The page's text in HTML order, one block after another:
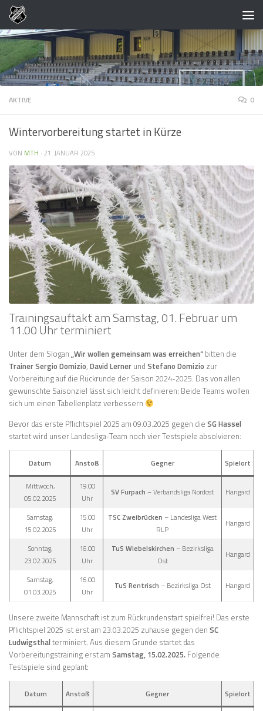
Zum Inhalt springen
AKTIVE 0
Wintervorbereitung startet in Kürze
VON MTH · 21. JANUAR 2025
Trainingsauftakt am Samstag, 01. Februar um
11.00 Uhr terminiert
Unter dem Slogan „Wir wollen gemeinsam was erreichen“ bitten die
Trainer Sergio Domizio, David Lerner und Stefano Domizio zur
Vorbereitung auf die Rückrunde der Saison 2024-2025. Das von allen
gewünschte Saisonziel lässt sich leicht definieren: Beide Teams wollen
sich um einen Tabellenplatz verbessern
Bevor das erste Pflichtspiel 2025 am 09.03.2025 gegen die SG Hassel
startet wird unser Landesliga-Team noch vier Testspiele absolvieren:
Datum Anstoß Gegner Spielort
Mittwoch,
05.02.2025
19.00
Uhr
SV Furpach – Verbandsliga Nordost Hangard
Samstag,
15.02.2025
15.00
Uhr
TSC Zweibrücken – Landesliga West
RLP
Hangard
Sonntag,
23.02.2025
16.00
Uhr
TuS Wiebelskirchen – Bezirksliga
Ost
Hangard
Samstag,
01.03.2025
16.00
Uhr
TuS Rentrisch – Bezirksliga Ost Hangard
Unsere zweite Mannschaft ist zum Rückrundenstart spielfrei! Das erste
Pflichtspiel 2025 ist erst am 23.03.2025 zuhause gegen den SC
Ludwigsthal terminiert. Aus diesem Grunde startet das
Vorbereitungstraining erst am Samstag, 15.02.2025. Folgende
Testspiele sind geplant:
Datum Anstoß Gegner Spielort